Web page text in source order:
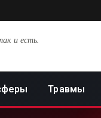
и есть.
Травмы